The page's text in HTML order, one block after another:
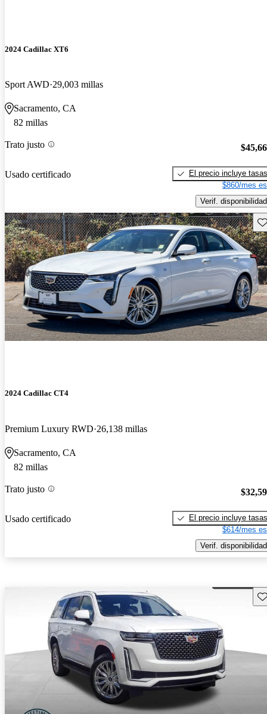
2024 Cadillac XT6
Sport AWD 29,003 millas
Sacramento, CA
82 millas
Trato justo
Usado certificado
El precio incluye tasas
$860/mes
Verif. disponibilidad
2024 Cadillac CT4
Premium Luxury RWD 26,138 millas
Sacramento, CA
82 millas
Trato justo
Usado certificado
El precio incluye tasas
$614/mes
Verif. disponibilidad